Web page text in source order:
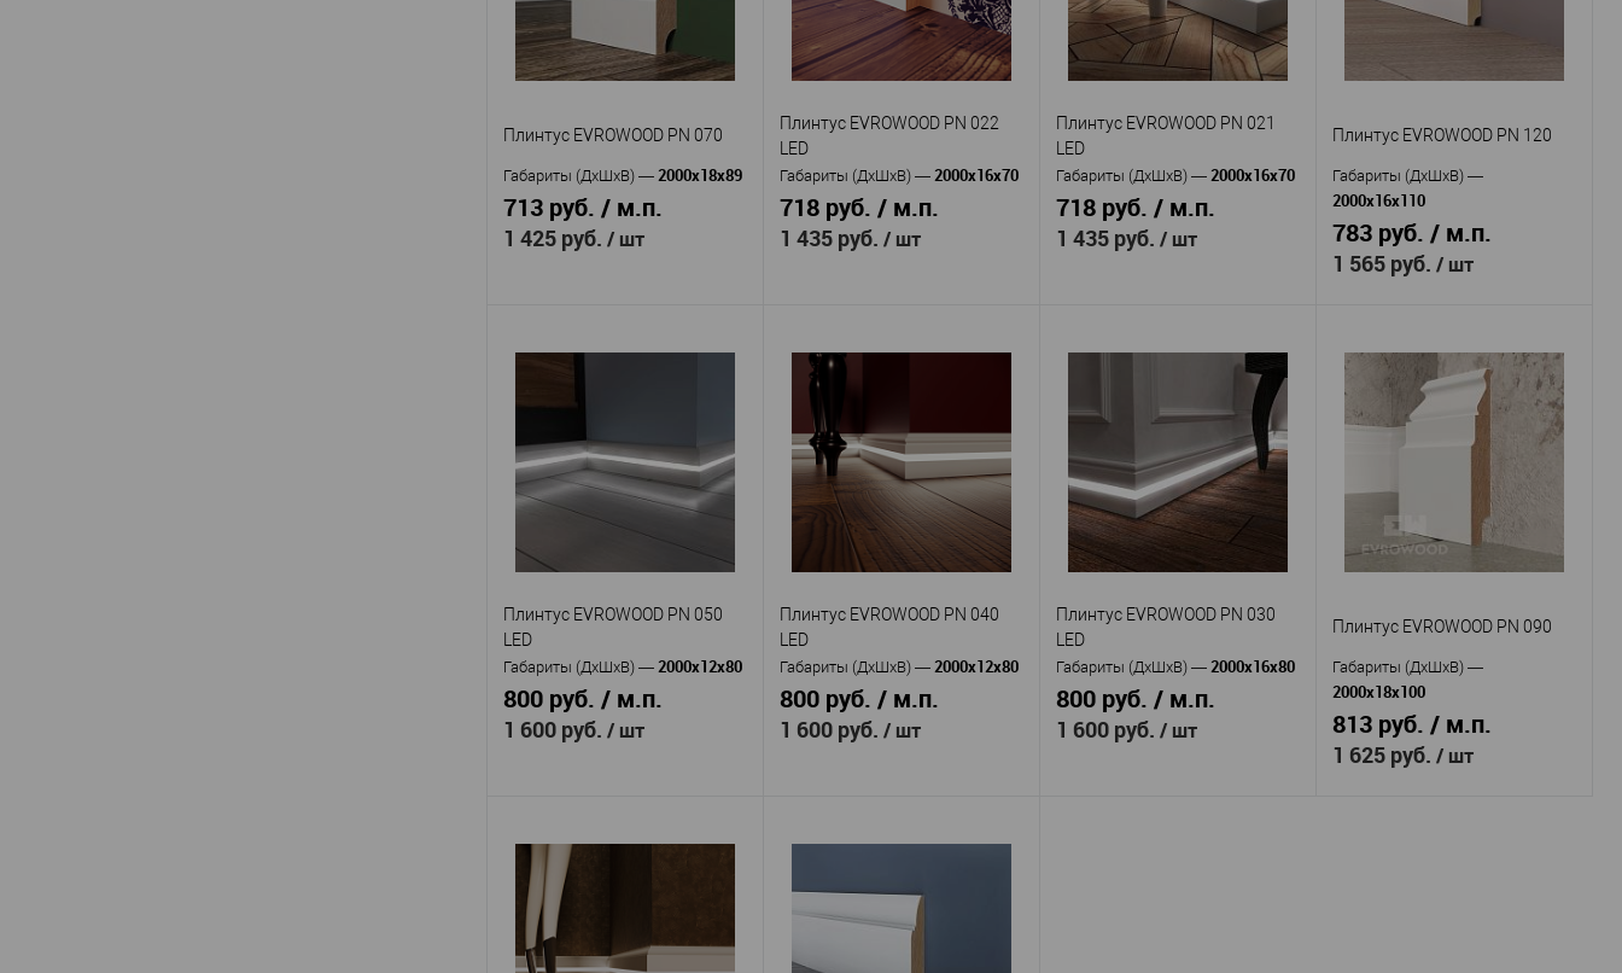
Страна—
Высота, мм
Ширина, мм—16
Материал —МДФ
Страна— Россия
Высота, мм—
Ширина, мм—12
В избранное
В наличии
Материал— МДФ
Страна—Россия
Высота, мм — 100
Ширина, мм—16
В избранное
В наличии
Материал—
Россия
Ширина, мм—16
В избранное
В наличии
Плинтус EVROWOOD PN 070
Габариты (ДхШхВ) — 2000x18x89
713 руб. / м.п.
1 425 руб. / шт
EVROWOOD PN 070
Материал—МДФ
Страна— Россия
—
Ширина, мм
Плинтус EVROWOOD PN 022
LED
Габариты (ДхШхВ) — 2000x16x70
718 руб. / м.п.
1 435 руб. / шт
Производитель
Артикул
EVROWOOD PN 022 LED
Материал—МДФ
Страна— Россия
Высота, мм—70
Ширина, мм — 16
Плинтус EVROWOOD PN 021
LED
Габариты (ДхШхВ) — 2000x16x70
718 руб. / м.п.
1 435 руб. / шт
Evrowood
Артикул
Плинтус
EVROWOOD PN 021 LED
Материал—МДФ
Страна—Россия
Высота, мм—70
Ширина, мм —
Плинтус EVROWOOD PN 120
Габариты (ДхШхВ) —
2000x16x110
783 руб. / м.п.
1 565 руб. / шт
Производитель — Evrowood
—
Плинтус
Материал
—
Высота, мм— 110
Ширина, мм—16
В избранное
В наличии
Плинтус EVROWOOD PN 050
LED
Габариты (ДхШхВ) — 2000x12x80
800 руб. / м.п.
1 600 руб. / шт
Производитель
Артикул
EVROWOOD PN 050 LED
Материал—МДФ
Плинтус EVROWOOD PN 040
LED
Габариты (ДхШхВ) — 2000x12x80
800 руб. / м.п.
1 600 руб. / шт
Артикул
Плинтус
EVROWOOD PN 040 LED
Материал
Плинтус EVROWOOD PN 030
LED
Габариты (ДхШхВ) — 2000x16x80
800 руб. / м.п.
1 600 руб. / шт
Плинтус EVROWOOD PN 090
Габариты (ДхШхВ) —
2000x18x100
813 руб. / м.п.
1 625 руб. / шт